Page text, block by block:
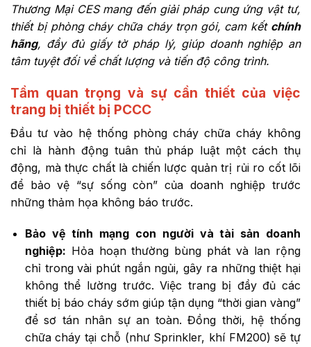
Thương Mại CES mang đến giải pháp cung ứng vật tư,
thiết bị phòng cháy chữa cháy trọn gói, cam kết chính
hãng, đầy đủ giấy tờ pháp lý, giúp doanh nghiệp an
tâm tuyệt đối về chất lượng và tiến độ công trình.
Tầm quan trọng và sự cần thiết của việc
trang bị thiết bị PCCC
Đầu tư vào hệ thống phòng cháy chữa cháy không
chỉ là hành động tuân thủ pháp luật một cách thụ
động, mà thực chất là chiến lược quản trị rủi ro cốt lõi
để bảo vệ “sự sống còn” của doanh nghiệp trước
những thảm họa không báo trước.
Bảo vệ tính mạng con người và tài sản doanh
nghiệp: Hỏa hoạn thường bùng phát và lan rộng
chỉ trong vài phút ngắn ngủi, gây ra những thiệt hại
không thể lường trước. Việc trang bị đầy đủ các
thiết bị báo cháy sớm giúp tận dụng “thời gian vàng”
để sơ tán nhân sự an toàn. Đồng thời, hệ thống
chữa cháy tại chỗ (như Sprinkler, khí FM200) sẽ tự